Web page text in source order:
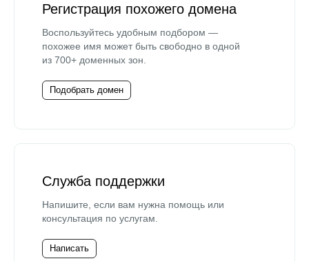
Регистрация похожего домена
Воспользуйтесь удобным подбором —
похожее имя может быть свободно в одной
из 700+ доменных зон.
Подобрать домен
Служба поддержки
Напишите, если вам нужна помощь или
консультация по услугам.
Написать